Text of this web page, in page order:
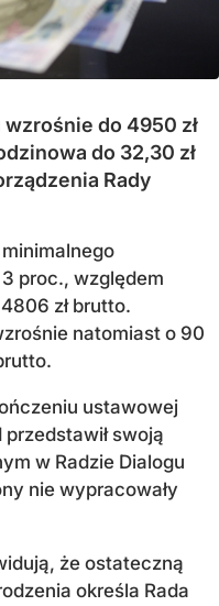
wzrośnie do 4950 zł
do 32,30 zł
Rady
proc., względem
zł brutto.
natomiast o 90
ustawowej
swoją
w Radzie Dialogu
nie wypracowały
że ostateczną
określa Rada